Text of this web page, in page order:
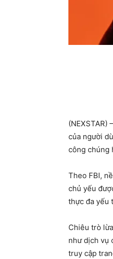
của người
công chúng
Theo FBI,
chủ yếu
thực đa yếu
Chiêu trò
như dịch vụ
truy cập